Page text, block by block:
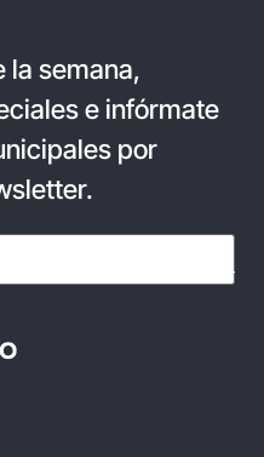
la semana,
e infórmate
por